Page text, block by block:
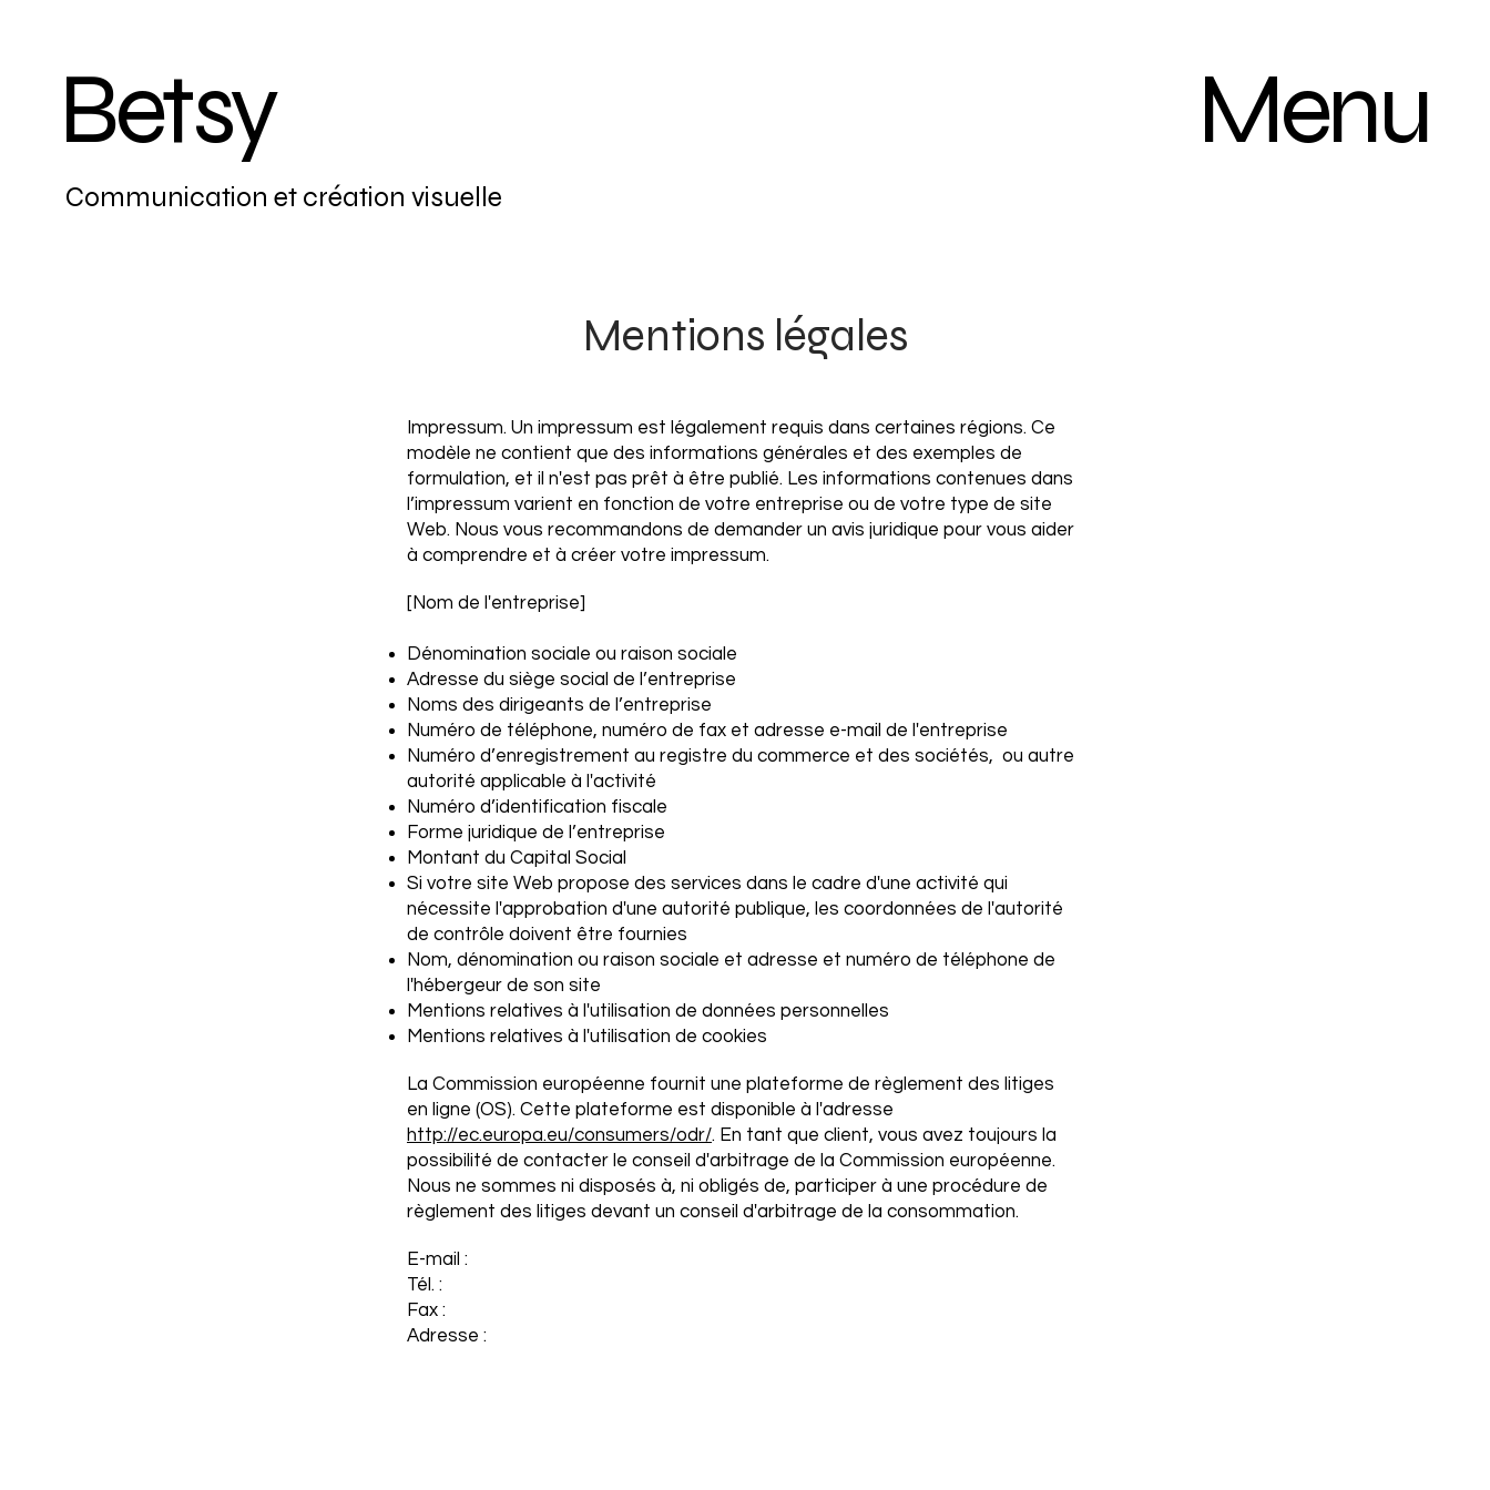
Betsy
Communication et création visuelle
Menu
Mentions légales
Impressum. Un impressum est légalement requis dans certaines régions. Ce
modèle ne contient que des informations générales et des exemples de
formulation, et il n'est pas prêt à être publié. Les informations contenues dans
l’impressum varient en fonction de votre entreprise ou de votre type de site
Web. Nous vous recommandons de demander un avis juridique pour vous aider
à comprendre et à créer votre impressum.
[Nom de l'entreprise]
Dénomination sociale ou raison sociale
Adresse du siège social de l’entreprise
Noms des dirigeants de l’entreprise
Numéro de téléphone, numéro de fax et adresse e-mail de l'entreprise
Numéro d’enregistrement au registre du commerce et des sociétés, ou autre
autorité applicable à l'activité
Numéro d’identification fiscale
Forme juridique de l’entreprise
Montant du Capital Social
Si votre site Web propose des services dans le cadre d'une activité qui
nécessite l'approbation d'une autorité publique, les coordonnées de l'autorité
de contrôle doivent être fournies
Nom, dénomination ou raison sociale et adresse et numéro de téléphone de
l'hébergeur de son site
Mentions relatives à l'utilisation de données personnelles
Mentions relatives à l'utilisation de cookies
La Commission européenne fournit une plateforme de règlement des litiges
en ligne (OS). Cette plateforme est disponible à l'adresse
http://ec.europa.eu/consumers/odr/. En tant que client, vous avez toujours la
possibilité de contacter le conseil d'arbitrage de la Commission européenne.
Nous ne sommes ni disposés à, ni obligés de, participer à une procédure de
règlement des litiges devant un conseil d'arbitrage de la consommation.
E-mail :
Tél. :
Fax :
Adresse :